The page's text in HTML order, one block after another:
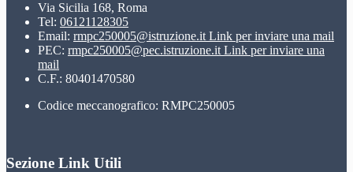
Via Sicilia 168, Roma
Tel: 06121128305
Email: rmpc250005@istruzione.it Link per inviare una mail
PEC: rmpc250005@pec.istruzione.it Link per inviare una
mail
C.F.: 80401470580
Codice meccanografico: RMPC250005
Sezione Link Utili